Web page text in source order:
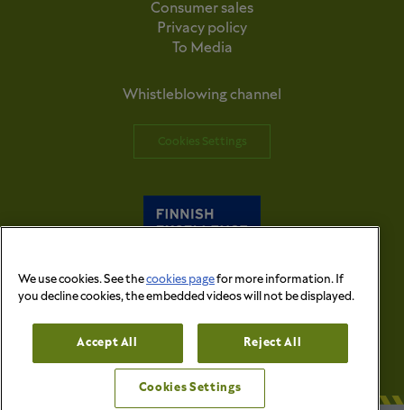
Consumer sales
Privacy policy
To Media
Whistleblowing channel
Cookies Settings
We use cookies. See thecookies pagefor more information. If
you decline cookies, the embedded videos will not be displayed.
Accept All Reject All
Cookies Settings